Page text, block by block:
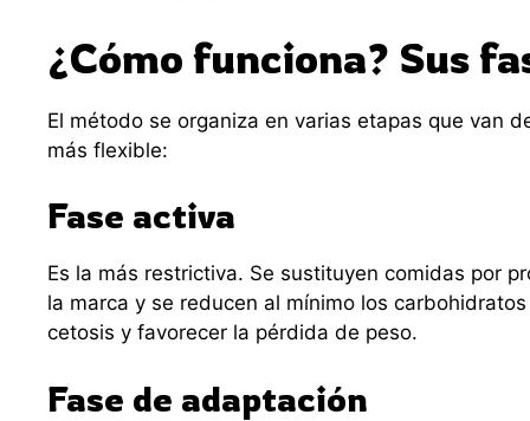
¿Cómo funciona? Sus
El método se organiza en varias etapas que van
más flexible:
Fase activa
Es la más restrictiva. Se sustituyen comidas por
la marca y se reducen al mínimo los
cetosis y favorecer la pérdida de peso.
Fase de adaptación